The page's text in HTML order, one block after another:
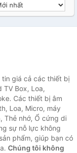
tin giá cả các thiết bị
TV Box, Loa,
Các thiết bị âm
Loa, Micro, máy
Thẻ nhớ, Ổ cứng di
sự nỗ lực không
phẩm, giúp bạn có
Chúng tôi không